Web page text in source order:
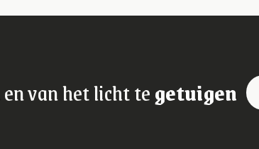
en van het licht tegetuigen